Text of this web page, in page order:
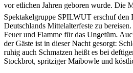
vor etlichen Jahren geboren wurde. Die
Spektakelgruppe SPILWUT erschuf den
Deutschlands Mittelalterfeste zu
Feuer und Flamme für das Ungetüm.
der Gäste ist in dieser Nacht gesorgt:
ruhig auch Schmatzen heißt es bei
Stockbrot, spritziger Maibowle und